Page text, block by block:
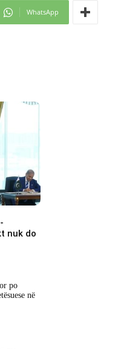
WhatsApp
nuk do
po
në